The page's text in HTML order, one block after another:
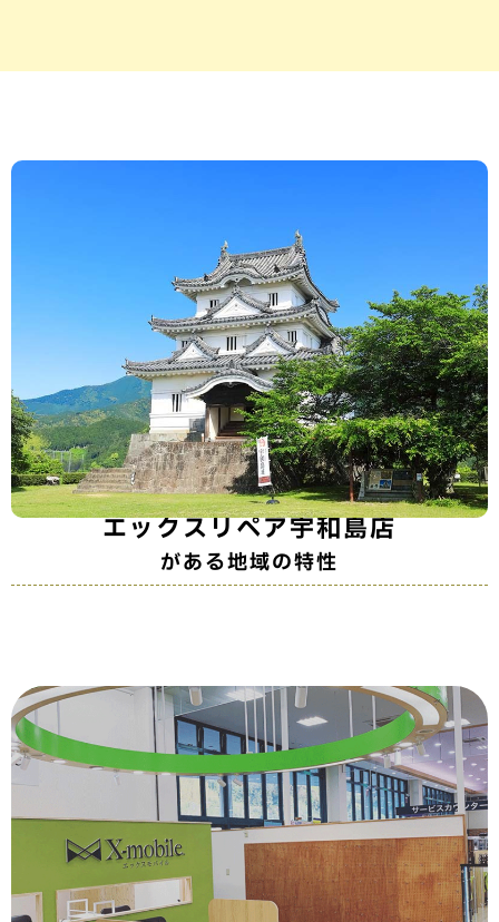
エックスリペア宇和島店
がある地域の特性